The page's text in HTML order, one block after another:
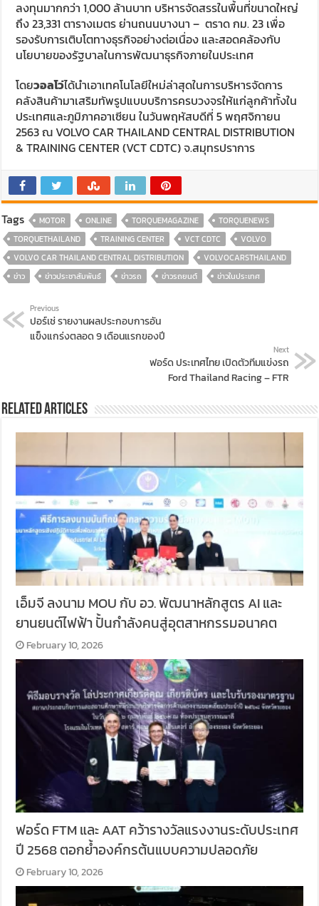
ลงทุนมากกว่า 1,000 ล้านบาท บริหารจัดสรรในพื้นที่ขนาดใหญ่
ถึง 23,331 ตารางเมตร ย่านถนนบางนา – ตราด กม. 23 เพื่อ
รองรับการเติบโตทางธุรกิจอย่างต่อเนื่อง และสอดคล้องกับ
นโยบายของรัฐบาลในการพัฒนาธุรกิจภายในประเทศ
โดยวอลโว่ได้นำเอาเทคโนโลยีใหม่ล่าสุดในการบริหารจัดการ
คลังสินค้ามาเสริมทัพรูปแบบบริการครบวงจรให้แก่ลูกค้าทั้งใน
ประเทศและภูมิภาคอาเซียน ในวันพฤหัสบดีที่ 5 พฤศจิกายน
2563 ณ VOLVO CAR THAILAND CENTRAL DISTRIBUTION
& TRAINING CENTER (VCT CDTC) จ.สมุทรปราการ
Tags MOTOR ONLINE TORQUEMAGAZINE
TORQUENEWS
TORQUETHAILAND
TRAINING CENTER VCT CDTC
VOLVO
VOLVO CAR THAILAND CENTRAL DISTRIBUTION
VOLVOCARSTHAILAND
ข่าว
ข่าวประชาสัมพันธ์ ข่าวรถ ข่าวรถยนต์ ข่าวในประเทศ
Previous
ปอร์เช่ รายงานผลประกอบการอัน
แข็งแกร่งตลอด 9 เดือนแรกของปี
Next
ฟอร์ด ประเทศไทย เปิดตัวทีมแข่งรถ
Ford Thailand Racing – FTR
Related Articles
เอ็มจี ลงนาม MOU กับ อว. พัฒนาหลักสูตร AI และ
ยานยนต์ไฟฟ้า ปั้นกำลังคนสู่อุตสาหกรรมอนาคต
February 10, 2026
ฟอร์ด FTM และ AAT คว้ารางวัลแรงงานระดับประเทศ
ปี 2568 ตอกย้ำองค์กรต้นแบบความปลอดภัย
February 10, 2026